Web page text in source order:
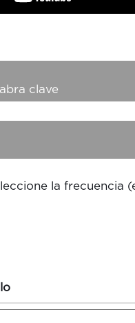
clave
la frecuencia